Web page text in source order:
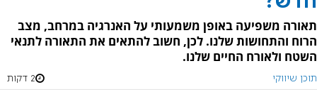
תאורה משפיעה באופן משמעותי על האנרגיה במרחב, מצב
הרוח והתחושות שלנו. לכן, חשוב להתאים את התאורה לתנאי
השטח ולאורח החיים שלנו.
תוכן שיווקי 2 דקות